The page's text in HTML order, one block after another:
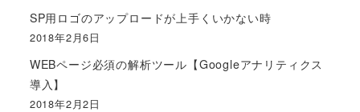
SP用ロゴのアップロードが上手くいかない時
2018年2月6日
WEBページ必須の解析ツール【Googleアナリティクス
導入】
2018年2月2日